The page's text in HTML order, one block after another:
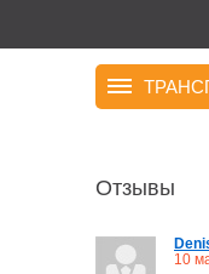
Отзывы
10